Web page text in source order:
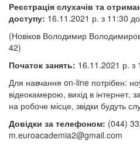
Реєстрація слухачів та
доступу: 16.11.2021 р. з 11:30
(Новіков Володимир
42)
Початок занять: 16.11.2021 р. з
Для навчання on-line потрібен:
відеокамерою, вихід в інтернет,
на робоче місце, звідки будуть
Довідки за телефоном: (044)
m.euroacademia2@gmail.com